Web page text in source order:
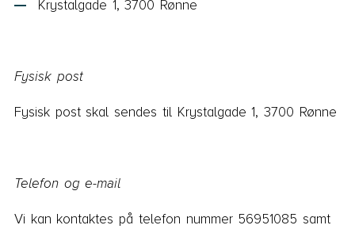
Krystalgade 1, 3700 Rønne
Fysisk post
Fysisk post skal sendes til Krystalgade 1, 3700 Rønne
Telefon og e-mail
Vi kan kontaktes på telefon nummer 56951085 samt